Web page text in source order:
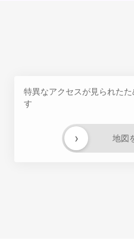
特異なアクセスが見られた
す
地図
›